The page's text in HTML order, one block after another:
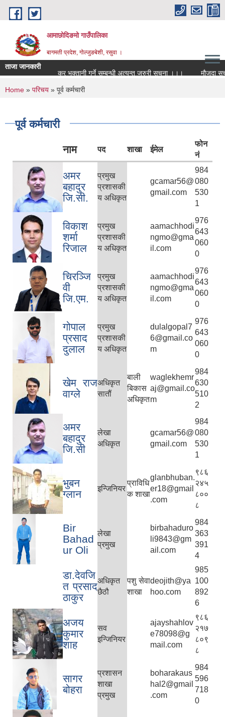
Skip to main content
आमाछोदिङमो गाउँपालिका
बागमती प्रदेश, गोल्जुङबेशी, रसुवा ।
ताजा जानकारी
कर भुक्तानी गर्ने सम्बन्धी अत्यन्त जरुरी सूचना ।।।
मौजुदा
You are here
Home » परिचय » पूर्व कर्मचारी
पूर्व कर्मचारी
नाम पद शाखा ईमेल
फोन
नं
अमर
बहादुर
जि.सी.
प्रमुख
प्रशासकी
य अधिकृत
gcamar56@
gmail.com
984
080
530
1
विकाश
शर्मा
रिजाल
प्रमुख
प्रशासकी
य अधिकृत
aamachhodi
ngmo@gma
il.com
976
643
060
0
चिरञ्जि
वी
जि.एम.
प्रमुख
प्रशासकी
य अधिकृत
aamachhodi
ngmo@gma
il.com
976
643
060
0
गोपाल
प्रसाद
दुलाल
प्रमुख
प्रशासकी
य अधिकृत
dulalgopal7
6@gmail.co
m
976
643
060
0
खेम राज
वाग्ले
अधिकृत
सातौं
बाली
बिकास
अधिकृत
waglekhemr
aj@gmail.co
m
984
630
510
2
अमर
बहादुर
जि.सी
लेखा
अधिकृत
gcamar56@
gmail.com
984
080
530
1
भुबन
ग्लान
इन्जिनियर
प्राविधि
क शाखा
glanbhuban.
er18@gmail
.com
९८६
२४५
८००
८
Bir
Bahad
ur Oli
लेखा
प्रमुख
birbahaduro
li9843@gm
ail.com
984
363
391
4
डा.देवजि
त प्रसाद
ठाकुर
अधिकृत
छैठौ
पशु सेवा
शाखा
deojith@ya
hoo.com
985
100
892
6
अजय
कुमार
शाह
सव
इन्जिनियर
ajayshahlov
e78098@g
mail.com
९८६
२१७
८०९
८
सागर
बोहरा
प्रशासन
शाखा
प्रमुख
boharakaus
hal2@gmail
.com
984
596
718
0